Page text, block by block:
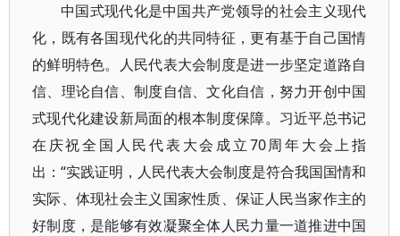
中国式现代化是中国共产党领导的社会主义现代
化，既有各国现代化的共同特征，更有基于自己国情
的鲜明特色。人民代表大会制度是进一步坚定道路自
信、理论自信、制度自信、文化自信，努力开创中国
式现代化建设新局面的根本制度保障。习近平总书记
在庆祝全国人民代表大会成立70周年大会上指
出：“实践证明，人民代表大会制度是符合我国国情和
实际、体现社会主义国家性质、保证人民当家作主的
好制度，是能够有效凝聚全体人民力量一道推进中国